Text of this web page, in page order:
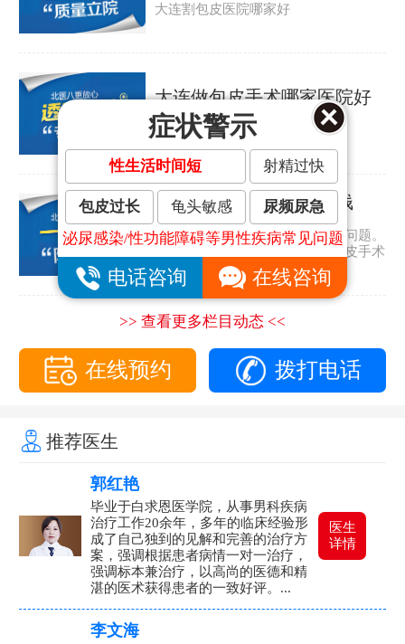
大连割包皮医院哪家好
大连做包皮手术哪家医院好
大连做包皮手术哪家医院好
大连割包皮手术要多少钱
包皮过长是许多男人都会遇到的问题。
那包皮怎么会太长呢？大连割包皮手术
要多少钱？...
>> 查看更多栏目动态 <<
在线预约 拨打电话
推荐医生
郭红艳
毕业于白求恩医学院，从事男科疾病
治疗工作20余年，多年的临床经验形
成了自己独到的见解和完善的治疗方
案，强调根据患者病情一对一治疗，
强调标本兼治疗，以高尚的医德和精
湛的医术获得患者的一致好评。...
医生
详情
李文海
症状警示
性生活时间短 射精过快
包皮过长 龟头敏感
尿频尿急
泌尿感染/性功能障碍等男性疾病常见问题
电话咨询 在线咨询